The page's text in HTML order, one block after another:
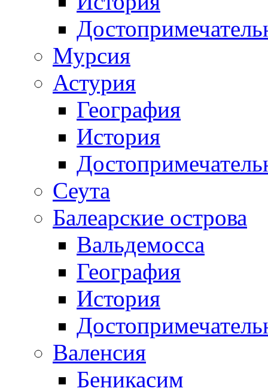
Мурсия
Астурия
География
История
Сеута
Балеарские острова
Вальдемосса
География
История
Валенсия
Беникасим